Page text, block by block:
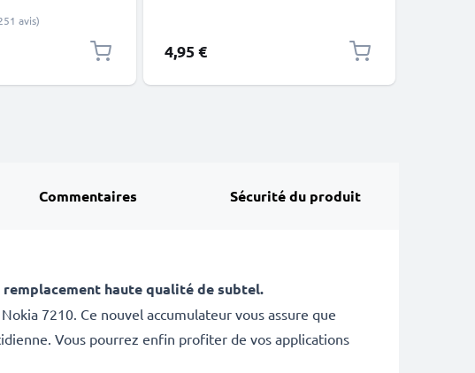
- Alimentation
Cordon /
avis)
4,95 €
Commentaires Sécurité du produit
haute qualité de subtel.
7210. Ce nouvel accumulateur vous assure que
Vous pourrez enfin profiter de vos applications